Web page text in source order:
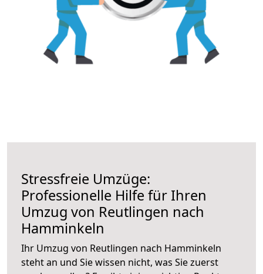
Stressfreie Umzüge:
Professionelle Hilfe für Ihren
Umzug von Reutlingen nach
Hamminkeln
Ihr Umzug von Reutlingen nach Hamminkeln
steht an und Sie wissen nicht, was Sie zuerst